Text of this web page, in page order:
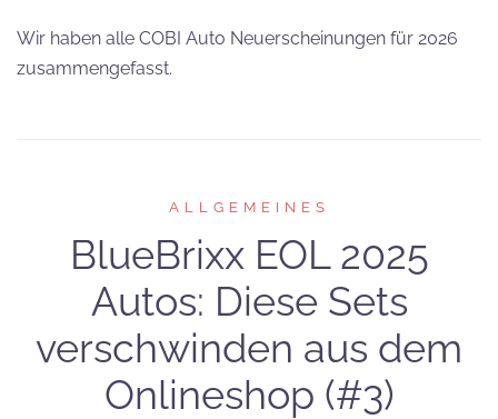
Wir haben alle COBI Auto Neuerscheinungen für 2026
zusammengefasst.
ALLGEMEINES
BlueBrixx EOL 2025
Autos: Diese Sets
verschwinden aus dem
Onlineshop (#3)